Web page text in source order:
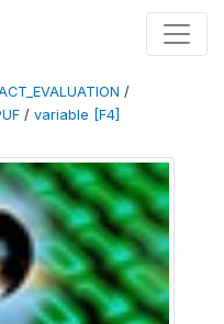
/
/ variable [F4]